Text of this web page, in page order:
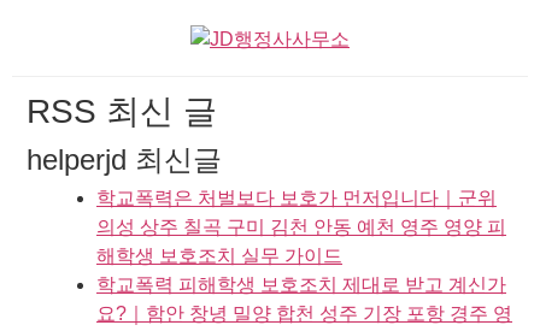
RSS 최신 글
helperjd 최신글
학교폭력은 처벌보다 보호가 먼저입니다｜군위
의성 상주 칠곡 구미 김천 안동 예천 영주 영양 피
해학생 보호조치 실무 가이드
학교폭력 피해학생 보호조치 제대로 받고 계신가
요?｜함안 창녕 밀양 합천 성주 기장 포항 경주 영